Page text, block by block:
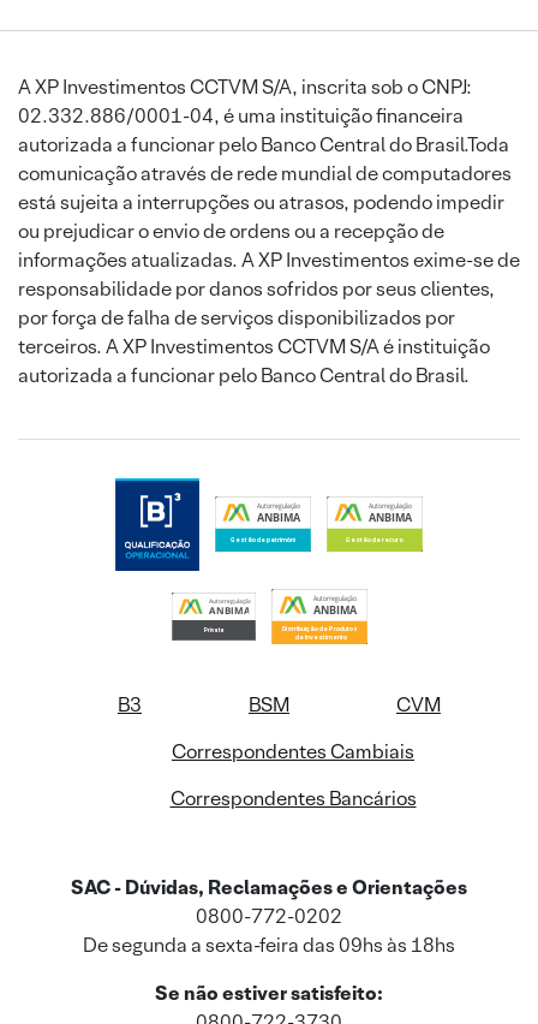
A XP Investimentos CCTVM S/A, inscrita sob o CNPJ:
02.332.886/0001-04, é uma instituição financeira
autorizada a funcionar pelo Banco Central do Brasil.Toda
comunicação através de rede mundial de computadores
está sujeita a interrupções ou atrasos, podendo impedir
ou prejudicar o envio de ordens ou a recepção de
informações atualizadas. A XP Investimentos exime-se de
responsabilidade por danos sofridos por seus clientes,
por força de falha de serviços disponibilizados por
terceiros. A XP Investimentos CCTVM S/A é instituição
autorizada a funcionar pelo Banco Central do Brasil.
B3 BSM
CVM
Correspondentes Cambiais
Correspondentes Bancários
SAC - Dúvidas, Reclamações e Orientações
0800-772-0202
De segunda a sexta-feira das 09hs às 18hs
Se não estiver satisfeito: